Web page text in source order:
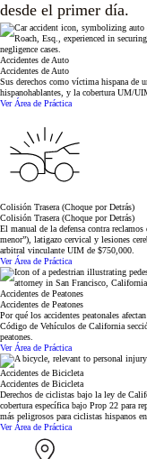
desde el primer día.
Accidentes de Auto
Accidentes de Auto
Sus derechos como víctima hispana de
hispanohablantes, y la cobertura UM/
Ver Área de Práctica
Colisión Trasera (Choque por Detrás)
Colisión Trasera (Choque por Detrás)
El manual de la defensa contra
menor”), latigazo cervical y lesiones
arbitral vinculante UIM de $750,000.
Ver Área de Práctica
Accidentes de Peatones
Accidentes de Peatones
Por qué los accidentes peatonales
Código de Vehículos de California
peatones.
Ver Área de Práctica
Accidentes de Bicicleta
Accidentes de Bicicleta
Derechos de ciclistas bajo la ley de
cobertura específica bajo Prop 22 para
más peligrosos para ciclistas hispanos
Ver Área de Práctica